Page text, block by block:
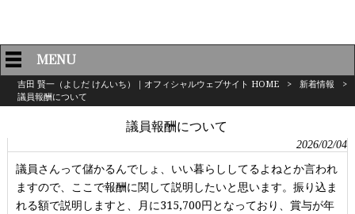
MENU
吉田 賢一（よしだ けんいち）｜オフィシャルウェブサイト HOME > 新着情報
>
議員報酬について
議員報酬について
2026/02/04
議員さんって儲かるんでしょ、いい暮らししてるよねとか言われ
ますので、ここで報酬に関して説明したいと思います。振り込ま
れる額で説明しますと、月に315,700円となっており、賞与が年